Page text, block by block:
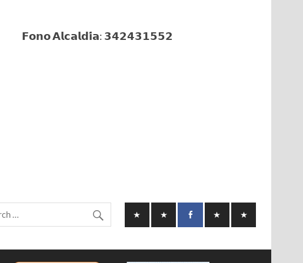
𝗙𝗼𝗻𝗼 𝗔𝗹𝗰𝗮𝗹𝗱𝗶́𝗮: 𝟯𝟰𝟮𝟰𝟯𝟭𝟱𝟱𝟮